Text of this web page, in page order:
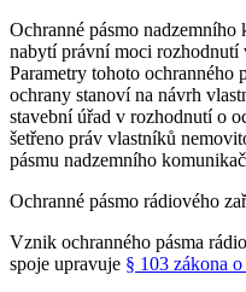
Ochranné pásmo
nabytí právní moci rozhodnutí
Parametry tohoto ochranného
ochrany stanoví na návrh
stavební úřad v rozhodnutí o
šetřeno práv vlastníků
pásmu nadzemního
Ochranné pásmo rádiového
Vznik ochranného pásma
spoje upravuje § 103 zákona